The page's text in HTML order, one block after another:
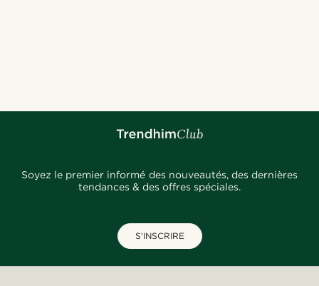
Soyez le premier informé des nouveautés, des dernières
tendances & des offres spéciales.
S'INSCRIRE